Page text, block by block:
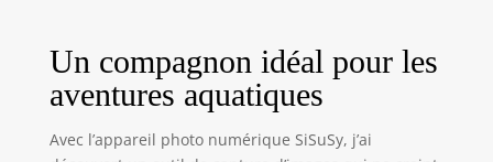
marines et de
capturer les
superbes vues
Spécialement
Un compagnon idéal pour les
aventures aquatiques
Avec l’appareil photo numérique SiSuSy, j’ai